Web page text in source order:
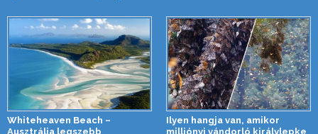
Whiteheaven Beach –
Ausztrália legszebb
Ilyen hangja van, amikor
milliónyi vándorló királylepke